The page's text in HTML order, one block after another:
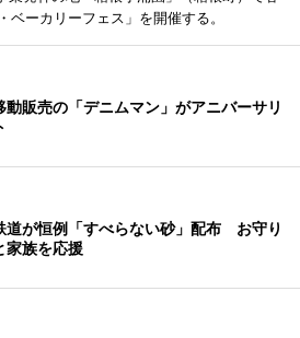
ーカリーフェス」を開催する。
動販売の「デニムマン」がアニバーサリ
道が恒例「すべらない砂」配布 お守り
家族を応援